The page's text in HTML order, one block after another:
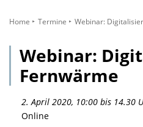
Home Termine Webinar:
Webinar:
Fernwärme
2. April 2020, 10:00 bis 14.30
Online